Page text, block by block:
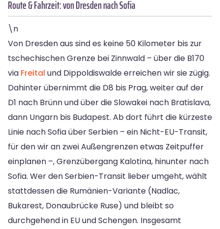
Route & Fahrzeit: von Dresden nach Sofia
\n
Von Dresden aus sind es keine 50 Kilometer bis zur
tschechischen Grenze bei Zinnwald – über die B170
via Freital und Dippoldiswalde erreichen wir sie zügig.
Dahinter übernimmt die D8 bis Prag, weiter auf der
D1 nach Brünn und über die Slowakei nach Bratislava,
dann Ungarn bis Budapest. Ab dort führt die kürzeste
Linie nach Sofia über Serbien – ein Nicht-EU-Transit,
für den wir an zwei Außengrenzen etwas Zeitpuffer
einplanen –, Grenzübergang Kalotina, hinunter nach
Sofia. Wer den Serbien-Transit lieber umgeht, wählt
stattdessen die Rumänien-Variante (Nadlac,
Bukarest, Donaubrücke Ruse) und bleibt so
durchgehend in EU und Schengen. Insgesamt